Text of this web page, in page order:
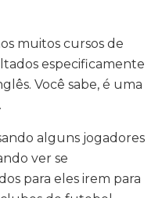
muitos cursos de
especificamente
Você sabe, é uma
alguns jogadores
ver se
para eles irem para